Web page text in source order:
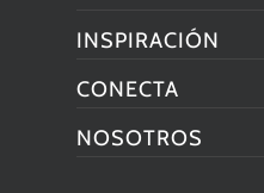
INSPIRACIÓN
CONECTA
NOSOTROS